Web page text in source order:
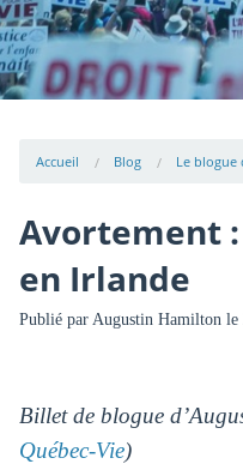
Accueil Blog Le blogue
Avortement :
en Irlande
Publié par Augustin Hamiltonle
Billet de blogue
Québec-Vie)